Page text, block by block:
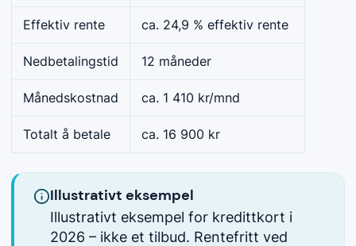
Effektiv rente ca. 24,9 % effektiv rente
Nedbetalingstid 12 måneder
Månedskostnad ca. 1 410 kr/mnd
Totalt å betale ca. 16 900 kr
Illustrativt eksempel
Illustrativt eksempel for kredittkort i
2026 – ikke et tilbud. Rentefritt ved